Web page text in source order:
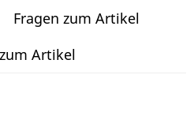
Fragen zum Artikel
Artikel